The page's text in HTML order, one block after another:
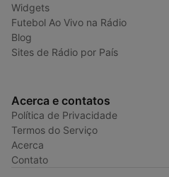
Widgets
Futebol Ao Vivo na Rádio
Blog
Sites de Rádio por País
Acerca e contatos
Política de Privacidade
Termos do Serviço
Acerca
Contato